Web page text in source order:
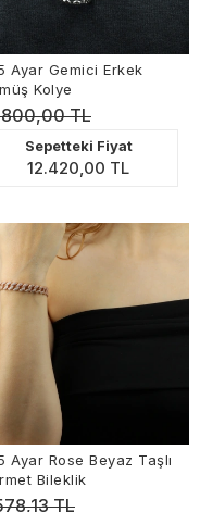
Ayar Gemici Erkek
Kolye
TL
Sepetteki Fiyat
12.420,00 TL
Ayar Rose Beyaz Taşlı
Bileklik
TL